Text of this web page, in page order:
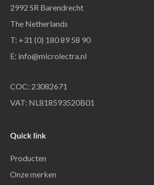
2992 SR Barendrecht
The Netherlands
T: +31 (0) 180 89 58 90
E: info@microlectra.nl
COC: 23082671
VAT: NL818593520B01
Quick link
Producten
Onze merken